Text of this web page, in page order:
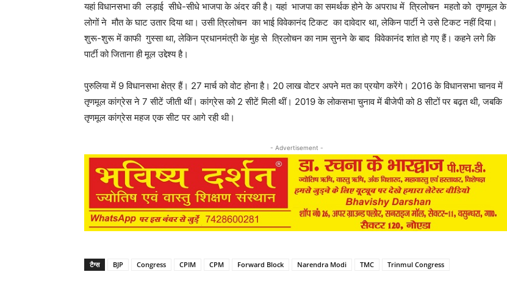
यहां विधानसभा की लड़ाई सीधे-सीधे भाजपा के अंदर की है। यहां भाजपा का समर्थक होने के अपराध में त्रिलोचन महतो को तृणमूल के
लोगों ने मौत के घाट उतार दिया था। उसी त्रिलोचन का भाई विवेकानंद टिकट का दावेदार था, लेकिन पार्टी ने उसे टिकट नहीं दिया।
शुरू-शुरू में काफी गुस्सा था, लेकिन प्रधानमंत्री के मुंह से त्रिलोचन का नाम सुनने के बाद विवेकानंद शांत हो गए हैं। कहने लगे कि
पार्टी को जिताना ही मूल उद्देश्य है।
पुरुलिया में 9 विधानसभा क्षेत्र हैं। 27 मार्च को वोट होना है। 20 लाख वोटर अपने मत का प्रयोग करेंगे। 2016 के विधानसभा चानव में
तृणमूल कांग्रेस ने 7 सीटें जीती थीं। कांग्रेस को 2 सीटें मिली थीं। 2019 के लोकसभा चुनाव में बीजेपी को 8 सीटों पर बढ़त थी, जबकि
तृणमूल कांग्रेस महज एक सीट पर आगे रही थी।
- Advertisement -
टैग्स BJP Congress CPIM CPM Forward Block Narendra Modi TMC Trinmul Congress